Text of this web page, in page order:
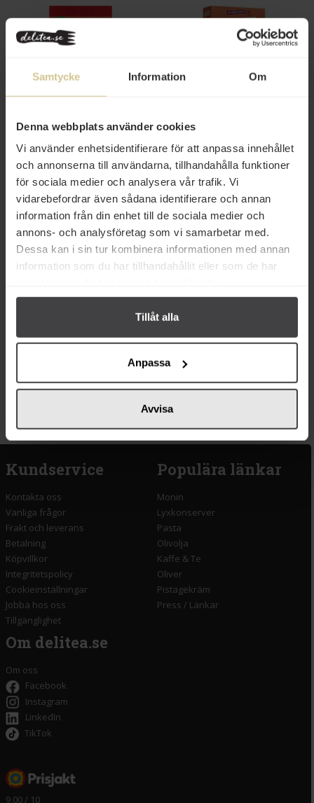
Samtycke Information Om
Denna webbplats använder cookies
Vi använder enhetsidentifierare för att anpassa innehållet
och annonserna till användarna, tillhandahålla funktioner
för sociala medier och analysera vår trafik. Vi
vidarebefordrar även sådana identifierare och annan
information från din enhet till de sociala medier och
annons- och analysföretag som vi samarbetar med.
Dessa kan i sin tur kombinera informationen med annan
information som du har tillhandahållit eller som de har
Tillåt alla
Anpassa
Avvisa
49 kr
Jordgubb 375g
Köp Köp
Färsking Chocolate Brownie
47 kr
Färsking Strawberry
Cheesecake Flingor 300g
Kundservice
Kontakta oss
Vanliga frågor
Frakt och leverans
Betalning
Köpvillkor
Integritetspolicy
Cookieinställningar
Jobba hos oss
Tillgänglighet
Populära länkar
Monin
Lyxkonserver
Pasta
Olivolja
Kaffe & Te
Oliver
Pistagekräm
Press / Länkar
Om delitea.se
Om oss
Facebook
Instagram
LinkedIn
TikTok
9,00 / 10